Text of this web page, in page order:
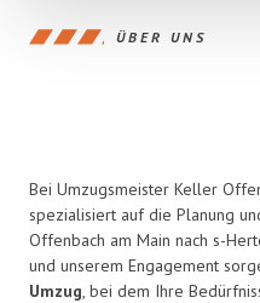
ÜBER UNS
Bei Umzugsmeister Keller
spezialisiert auf die Planung
Offenbach am Main nach s-
und unserem Engagement
Umzug, bei dem Ihre